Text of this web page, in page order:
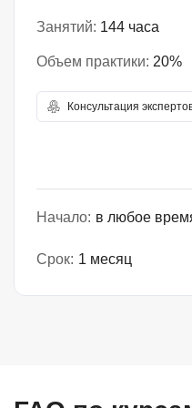
Занятий: 144 часа
Объем практики: 20%
Консультация
Начало: в любое
Срок: 1 месяц